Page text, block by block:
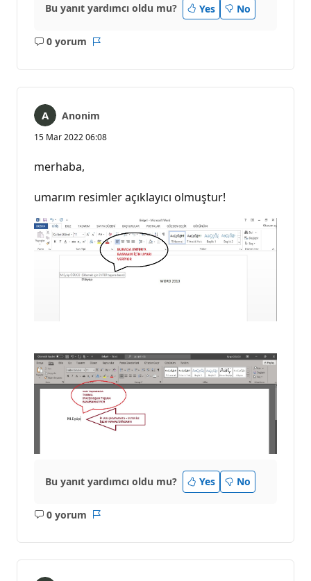
Bu yanıt yardımcı oldu mu? Yes No
0 yorum
Açıklama
Anonim
15 Mar 2022 06:08
merhaba,
umarım resimler açıklayıcı olmuştur!
Bu yanıt yardımcı oldu mu? Yes No
0 yorum
Açıklama